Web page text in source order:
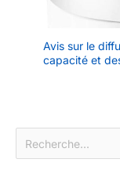
Avis sur le
capacité et